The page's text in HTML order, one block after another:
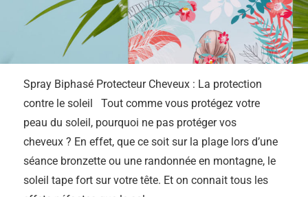
Spray Biphasé Protecteur Cheveux : La protection
contre le soleil Tout comme vous protégez votre
peau du soleil, pourquoi ne pas protéger vos
cheveux ? En effet, que ce soit sur la plage lors d’une
séance bronzette ou une randonnée en montagne, le
soleil tape fort sur votre tête. Et on connait tous les